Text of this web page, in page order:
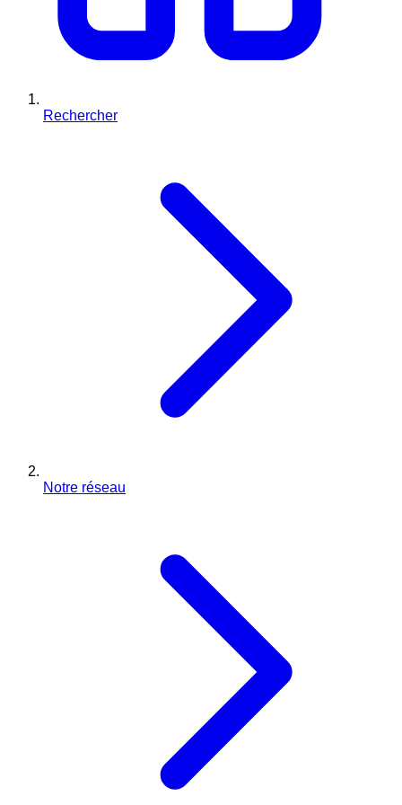
Rechercher
Notre réseau